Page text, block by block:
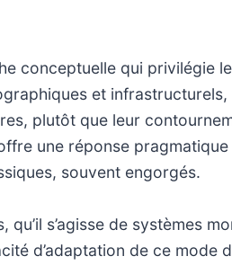
conceptuelle qui privilégie le
et
plutôt que leur
une réponse
souvent engorgés.
s’agisse de systèmes
d’adaptation de ce mode